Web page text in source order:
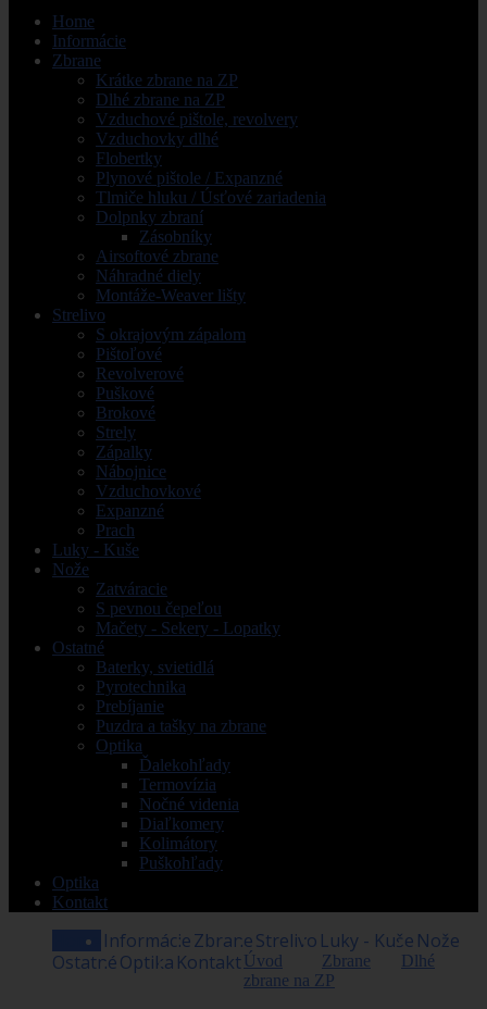
Home
Informácie
Zbrane
Krátke zbrane na ZP
Dlhé zbrane na ZP
Vzduchové pištole, revolvery
Vzduchovky dlhé
Flobertky
Plynové pištole / Expanzné
Tlmiče hluku / Úsťové zariadenia
Dolpnky zbraní
Zásobníky
Airsoftové zbrane
Náhradné diely
Montáže-Weaver lišty
Strelivo
S okrajovým zápalom
Pištoľové
Revolverové
Puškové
Brokové
Strely
Zápalky
Nábojnice
Vzduchovkové
Expanzné
Prach
Luky - Kuše
Nože
Zatváracie
S pevnou čepeľou
Mačety - Sekery - Lopatky
Ostatné
Baterky, svietidlá
Pyrotechnika
Prebíjanie
Puzdra a tašky na zbrane
Optika
Ďalekohľady
Termovízia
Nočné videnia
Diaľkomery
Kolimátory
Puškohľady
Optika
Kontakt
Home InformácieZbraneStrelivo Luky - Kuše Nože
OstatnéOptika KontaktÚvod Zbrane
Dlhé
zbrane na ZP